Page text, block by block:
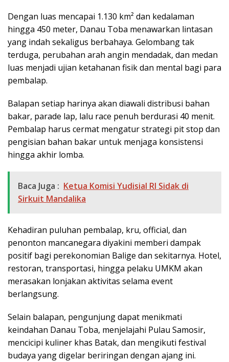
Dengan luas mencapai 1.130 km² dan kedalaman
hingga 450 meter, Danau Toba menawarkan lintasan
yang indah sekaligus berbahaya. Gelombang tak
terduga, perubahan arah angin mendadak, dan medan
luas menjadi ujian ketahanan fisik dan mental bagi para
pembalap.
Balapan setiap harinya akan diawali distribusi bahan
bakar, parade lap, lalu race penuh berdurasi 40 menit.
Pembalap harus cermat mengatur strategi pit stop dan
pengisian bahan bakar untuk menjaga konsistensi
hingga akhir lomba.
Baca Juga : Ketua Komisi Yudisial RI Sidak di
Sirkuit Mandalika
Kehadiran puluhan pembalap, kru, official, dan
penonton mancanegara diyakini memberi dampak
positif bagi perekonomian Balige dan sekitarnya. Hotel,
restoran, transportasi, hingga pelaku UMKM akan
merasakan lonjakan aktivitas selama event
berlangsung.
Selain balapan, pengunjung dapat menikmati
keindahan Danau Toba, menjelajahi Pulau Samosir,
mencicipi kuliner khas Batak, dan mengikuti festival
budaya yang digelar beriringan dengan ajang ini.